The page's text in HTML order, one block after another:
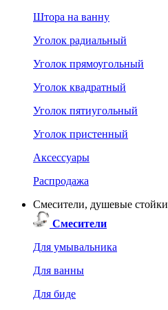
Штора на ванну
Уголок радиальный
Уголок прямоугольный
Уголок квадратный
Уголок пятиугольный
Уголок пристенный
Аксессуары
Распродажа
Смесители, душевые стойки
Смесители
Для умывальника
Для ванны
Для биде